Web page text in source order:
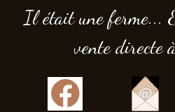
Il était une ferme...
vente directe